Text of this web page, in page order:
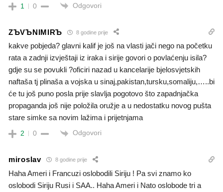
1 0 Odgovori
ZЪVЪNIMIRЪ 8 godine prije
kakve pobjeda? glavni kalif je još na vlasti jači nego na početku
rata a zadnji izvještaji iz iraka i sirije govori o povlaćenju isila?
gdje su se povukli ?oficiri nazad u kancelarije bjelosvjetskih
naftaša tj plinaša a vojska u sinaj,pakistan,tursku,somaliju,…..bi
će tu još puno posla prije slavlja pogotovo što zapadnjačka
propaganda još nije položila oružje a u nedostatku novog pušta
stare simke sa novim lažima i prijetnjama
2 0 Odgovori
miroslav 8 godine prije
Haha Ameri i Francuzi oslobodili Siriju ! Pa svi znamo ko
oslobodi Siriju Rusi i SAA.. Haha Ameri i Nato oslobode tri a